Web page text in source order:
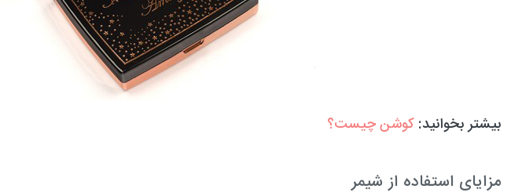
بیشتر بخوانید:کوشن چیست؟
مزایای استفاده از شیمر